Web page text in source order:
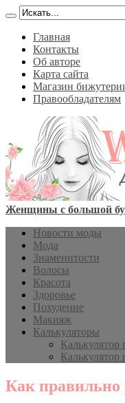
Главная
Контакты
Об авторе
Карта сайта
Магазин
Правообладателям
Женщины с большой
Новости моды
Мода
Знаменитости
Волосы
Красота
Здоровье
Похудение
Макияж
Калькуляторы
Калькулятор
Калькулятор
Как правильно